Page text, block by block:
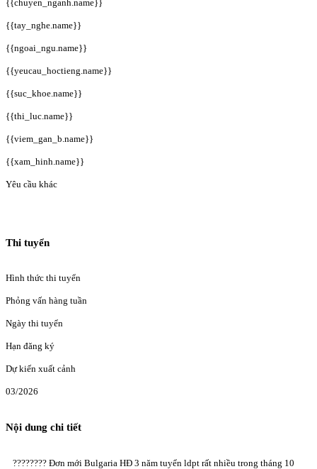
{{chuyen_nganh.name}}
{{tay_nghe.name}}
{{ngoai_ngu.name}}
{{yeucau_hoctieng.name}}
{{suc_khoe.name}}
{{thi_luc.name}}
{{viem_gan_b.name}}
{{xam_hinh.name}}
Yêu cầu khác
Thi tuyển
Hình thức thi tuyển
Phỏng vấn hàng tuần
Ngày thi tuyển
Hạn đăng ký
Dự kiến xuất cảnh
03/2026
Nội dung chi tiết
???????? Đơn mới Bulgaria HĐ 3 năm tuyển ldpt rất nhiều trong tháng 10